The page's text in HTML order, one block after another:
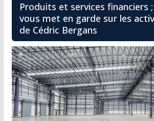
Produits et services financiers
vous met en garde sur les
de Cédric Bergans